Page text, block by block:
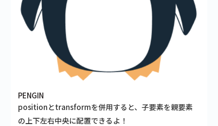
PENGIN
positionとtransformを併用すると、子要素を親要素
の上下左右中央に配置できるよ！